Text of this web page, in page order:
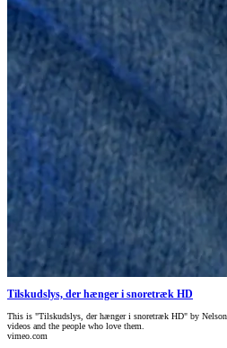
Tilskudslys, der hænger i snoretræk HD
This is "Tilskudslys, der hænger i snoretræk HD" by
videos and the people who love them.
vimeo.com